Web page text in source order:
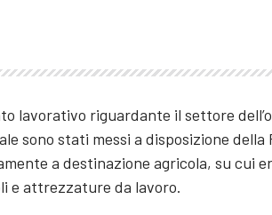
lavorativo riguardante il settore
sono stati messi a disposizione della
a destinazione agricola, su cui
e attrezzature da lavoro.